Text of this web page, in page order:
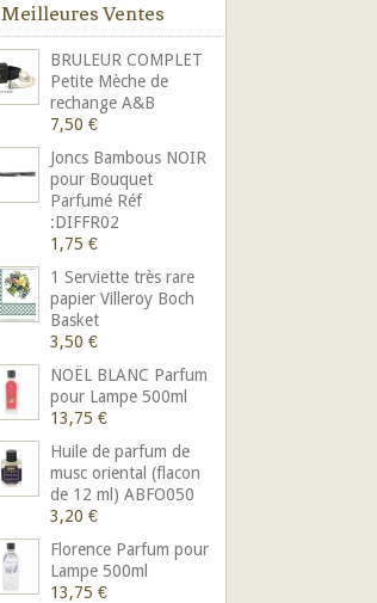
Meilleures Ventes
BRULEUR COMPLET
Petite Mèche de
rechange A&B
7,50 €
Joncs Bambous NOIR
pour Bouquet
Parfumé Réf
:DIFFR02
1,75 €
1 Serviette très rare
papier Villeroy Boch
Basket
3,50 €
NOËL BLANC Parfum
pour Lampe 500ml
13,75 €
Huile de parfum de
musc oriental (flacon
de 12 ml) ABFO050
3,20 €
Florence Parfum pour
Lampe 500ml
13,75 €